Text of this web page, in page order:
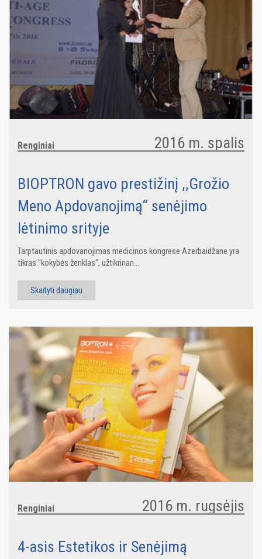
Renginiai 2016 m. spalis
BIOPTRON gavo prestižinį ,,Grožio
Meno Apdovanojimą“ senėjimo
lėtinimo srityje
Tarptautinis apdovanojimas medicinos kongrese Azerbaidžane yra
tikras "kokybės ženklas", užtikrinan...
Skaityti daugiau
Renginiai 2016 m. rugsėjis
4-asis Estetikos ir Senėjimą